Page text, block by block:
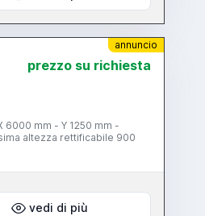
annuncio
prezzo su richiesta
mm - Y 1250 mm -
altezza rettificabile 900
vedi di più